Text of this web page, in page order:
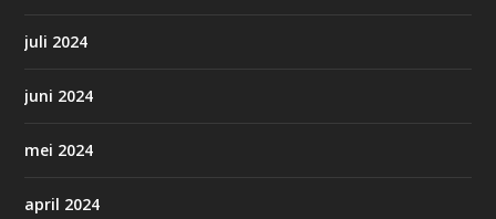
juli 2024
juni 2024
mei 2024
april 2024